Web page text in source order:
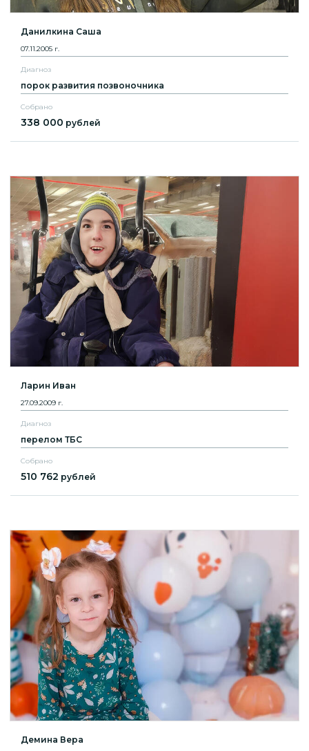
Данилкина Саша
07.11.2005 г.
Диагноз
порок развития позвоночника
Собрано
338 000 рублей
Ларин Иван
27.09.2009 г.
Диагноз
перелом ТБС
Собрано
510 762 рублей
Демина Вера